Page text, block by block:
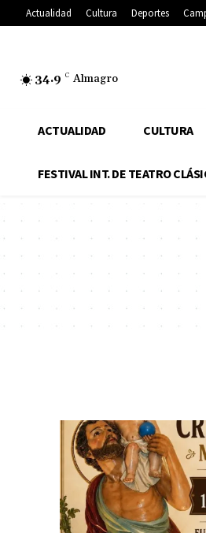
Actualidad Cultura Deportes
34.9 C Almagro
ACTUALIDAD CULTURA
FESTIVAL INT. DE TEATRO